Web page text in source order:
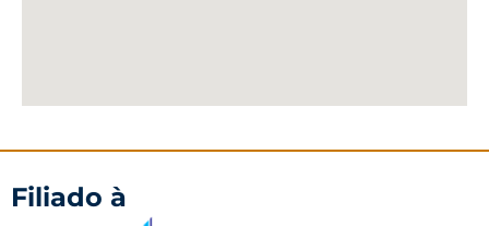
Filiado à